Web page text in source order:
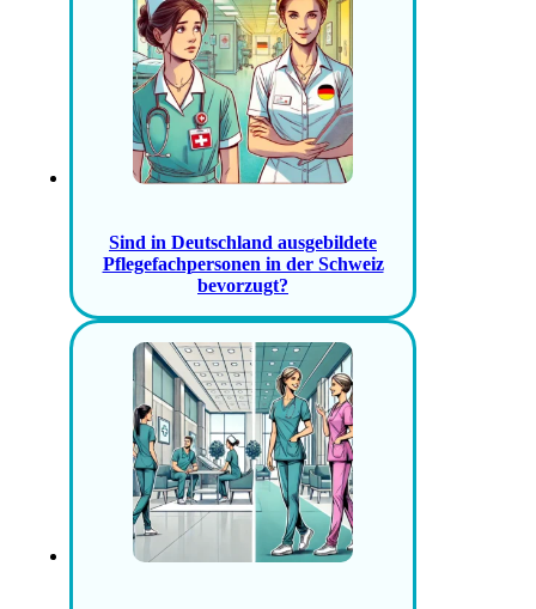
Sind in Deutschland ausgebildete
Pflegefachpersonen in der Schweiz
bevorzugt?